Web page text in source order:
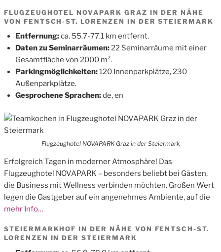
FLUGZEUGHOTEL NOVAPARK GRAZ IN DER NÄHE
VON FENTSCH-ST. LORENZEN IN DER STEIERMARK
Entfernung:ca. 55.7-77.1 km entfernt.
Daten zu Seminarräumen:22 Seminarräume mit einer
Gesamtfläche von 2000 m².
Parkingmöglichkeiten:120 Innenparkplätze, 230
Außenparkplätze.
Gesprochene Sprachen:de, en
Flugzeughotel NOVAPARK Graz in der Steiermark
Erfolgreich Tagen in moderner Atmosphäre! Das
Flugzeughotel NOVAPARK – besonders beliebt bei Gästen,
die Business mit Wellness verbinden möchten. Großen Wert
legen die Gastgeber auf ein angenehmes Ambiente, auf die
mehr Info…
STEIERMARKHOF IN DER NÄHE VON FENTSCH-ST.
LORENZEN IN DER STEIERMARK